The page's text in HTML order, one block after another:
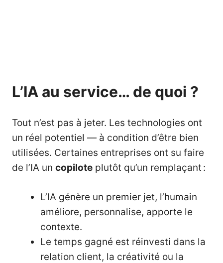
L’IA au service… de quoi ?
Tout n’est pas à jeter. Les technologies ont
un réel potentiel — à condition d’être bien
utilisées. Certaines entreprises ont su faire
de l’IA un copilote plutôt qu’un remplaçant :
L’IA génère un premier jet, l’humain
améliore, personnalise, apporte le
contexte.
Le temps gagné est réinvesti dans la
relation client, la créativité ou la